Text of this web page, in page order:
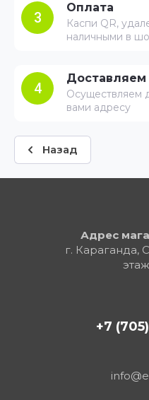
3
Оплата
Каспи QR,
наличными в
4
Доставляем
Осуществляем
вами адресу
Назад
Адрес
г. Караганда,
+7